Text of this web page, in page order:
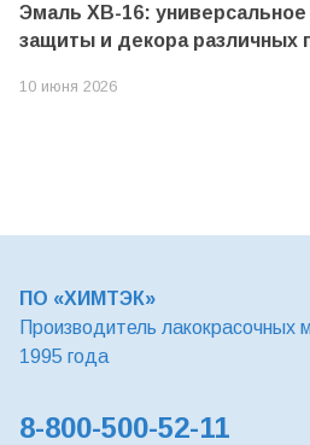
Эмаль ХВ-16:
защиты и декора различных
10 июня 2026
ПО «ХИМТЭК»
Производитель лакокрасочных
1995 года
8-800-500-52-11